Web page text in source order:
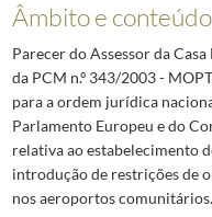
Âmbito e conteúdo
Parecer do Assessor da
da PCM n.º 343/2003 -
para a ordem jurídica
Parlamento Europeu e do
relativa ao estabelecimento
introdução de restrições de
nos aeroportos comunitários.